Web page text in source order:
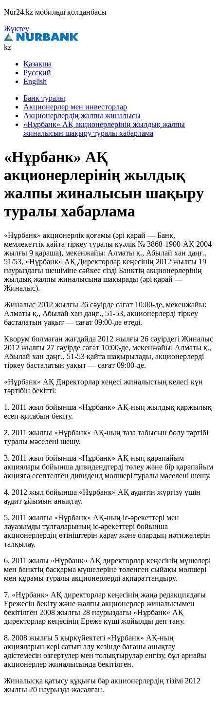
Nur24.kz мобильді қолданбасы
Жүктеу
kz
Қазақша
Русский
English
Банк туралы
Акционерлер мен инвесторлар
Акционерлердің жалпы жиналысы
«Нұрбанк» АҚ акционерлерінің жылдық жалпы
жиналысын шақыру туралы хабарлама
«Нұрбанк» АҚ
акционерлерінің жылдық
жалпы жиналысын шақыру
туралы хабарлама
«Нұрбанк» акционерлік қоғамы (әрі қарай — Банк,
мемлекеттік қайта тіркеу туралы куәлік № 3868-1900-АҚ 2004
жылғы 9 қараша), мекенжайы: Алматы қ., Абылай хан даңғ.,
51/53, «Нұрбанк» АҚ Директорлар кеңесінің 2012 жылғы 19
наурыздағы шешіміне сәйкес сізді Банктің акционерлерінің
жылдық жалпы жиналысына шақырады (әрі қарай —
Жиналыс).
Жиналыс 2012 жылғы 26 сәуірде сағат 10:00-де, мекенжайы:
Алматы қ., Абылай хан даңғ., 51-53, акционерлерді тіркеу
басталатын уақыт — сағат 09:00-де өтеді.
Кворум болмаған жағдайда 2012 жылғы 26 сәуірдегі Жиналыс
2012 жылғы 27 сәуірде сағат 10:00-де, мекенжайы: Алматы қ.,
Абылай хан даңғ., 51-53 қайта шақырылады, акционерлерді
тіркеу басталатын уақыт — сағат 09:00-де.
«Нұрбанк» АҚ Директорлар кеңесі жиналыстың келесі күн
тәртібін бекітті:
1. 2011 жыл бойынша «Нұрбанк» АҚ-ның жылдық қаржылық
есеп-қисабын бекіту.
2. 2011 жылғы «Нұрбанк» АҚ-ның таза табысын бөлу тәртібі
туралы мәселені шешу.
3. 2011 жыл бойынша «Нұрбанк» АҚ-ның қарапайым
акциялары бойынша дивидендтерді төлеу және бір қарапайым
акцияға есептелген дивиденд мөлшері туралы мәселені шешу.
4. 2012 жыл бойынша «Нұрбанк» АҚ аудитін жүргізу үшін
аудит ұйымын анықтау.
5. 2011 жылғы «Нұрбанк» АҚ-ның іс-әрекеттері мен
лауазымды тұлғаларының іс-әрекеттері бойынша
акционерлердің өтініштерін қарау және олардың нәтижелерін
талқылау.
6. 2011 жылы «Нұрбанк» АҚ директорлар кеңесінің мүшелері
мен банктің басқарма мүшелеріне төленген сыйақы мөлшері
мен құрамы туралы акционерлерді ақпараттандыру.
7. «Нұрбанк» АҚ директорлар кеңесінің жаңа редакциядағы
Ережесін бекіту және жалпы акционерлер жиналысымен
бекітілген 2008 жылғы 28 наурыздағы «Нұрбанк» АҚ
директорлар кеңесінің Ереже күші жойылды деп тану.
8. 2008 жылғы 5 қыркүйектегі «Нұрбанк» АҚ-ның
акцияларын кері сатып алу кезінде бағаны анықтау
әдістемесін өзгертулер мен толықтырулар енгізу, бұл арнайы
акционерлер жиналысында бекітілген.
Жиналысқа қатысу құқығы бар акционерлердің тізімі 2012
жылғы 20 наурызда жасалған.